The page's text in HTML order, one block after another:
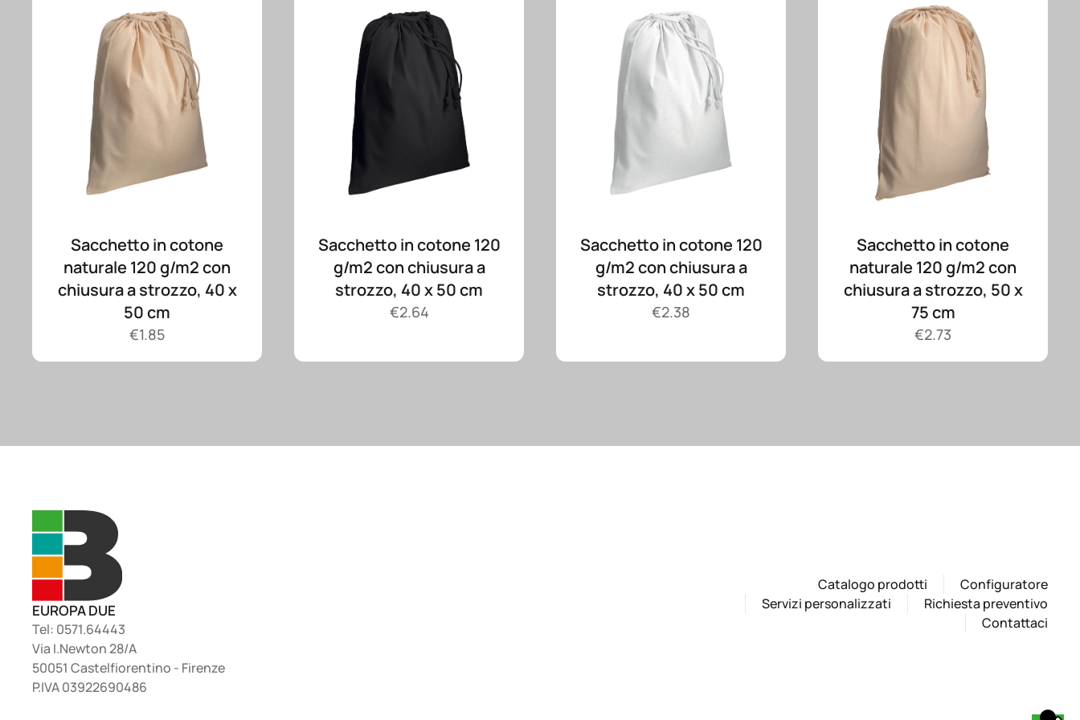
Sacchetto in cotone
naturale 120 g/m2 con
chiusura a strozzo, 40 x
50 cm
€1.85
Sacchetto in cotone 120
g/m2 con chiusura a
strozzo, 40 x 50 cm
€2.64
Sacchetto in cotone 120
g/m2 con chiusura a
strozzo, 40 x 50 cm
€2.38
Sacchetto in cotone
naturale 120 g/m2 con
chiusura a strozzo, 50 x
75 cm
€2.73
EUROPA DUE
Tel: 0571.64443
Via I.Newton 28/A
50051 Castelfiorentino - Firenze
P.IVA 03922690486
Catalogo prodotti
Configuratore
Servizi personalizzati
Richiesta preventivo
Contattaci